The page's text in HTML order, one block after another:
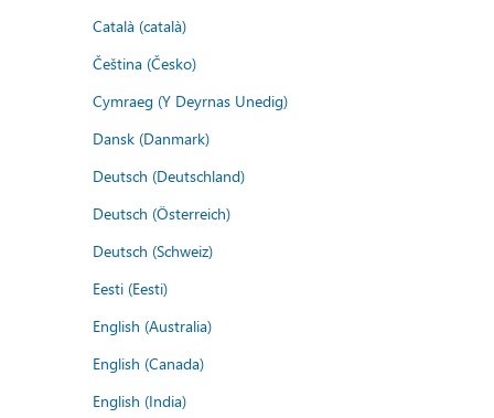
Català (català)
Čeština (Česko)
Cymraeg (Y Deyrnas Unedig)
Dansk (Danmark)
Deutsch (Deutschland)
Deutsch (Österreich)
Deutsch (Schweiz)
Eesti (Eesti)
English (Australia)
English (Canada)
English (India)